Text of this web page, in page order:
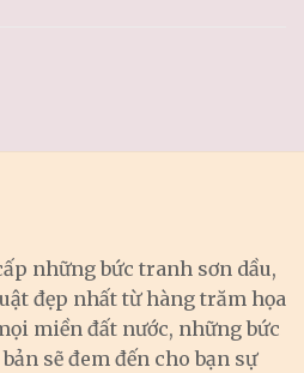
những bức tranh sơn dầu,
đẹp nhất từ hàng trăm họa
miền đất nước, những bức
sẽ đem đến cho bạn sự